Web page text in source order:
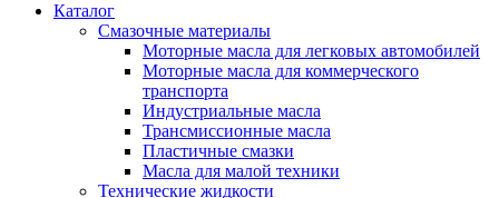
Каталог
Смазочные материалы
Моторные масла для легковых автомобилей
Моторные масла для коммерческого
транспорта
Индустриальные масла
Трансмиссионные масла
Пластичные смазки
Масла для малой техники
Технические жидкости